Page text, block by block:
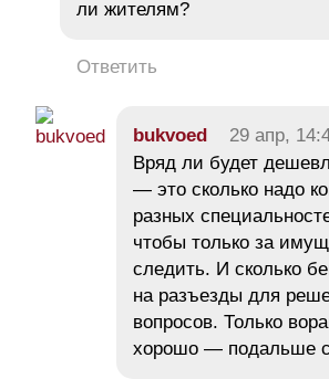
ли жителям?
Ответить
bukvoed 29 апр,
Вряд ли будет
— это сколько надо
разных
чтобы только за
следить. И сколько
на разъезды для
вопросов. Только
хорошо — подальше с